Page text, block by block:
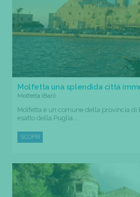
Molfetta una splendida città
Molfetta (Bari)
Molfetta è un comune della provincia di
esatto della Puglia....
SCOPRI